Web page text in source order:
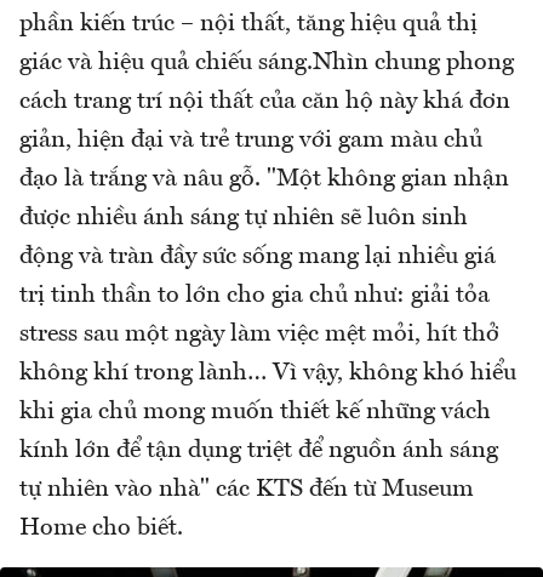
phần kiến trúc – nội thất, tăng hiệu quả thị
giác và hiệu quả chiếu sáng.Nhìn chung phong
cách trang trí nội thất của căn hộ này khá đơn
giản, hiện đại và trẻ trung với gam màu chủ
đạo là trắng và nâu gỗ. "Một không gian nhận
được nhiều ánh sáng tự nhiên sẽ luôn sinh
động và tràn đầy sức sống mang lại nhiều giá
trị tinh thần to lớn cho gia chủ như: giải tỏa
stress sau một ngày làm việc mệt mỏi, hít thở
không khí trong lành… Vì vậy, không khó hiểu
khi gia chủ mong muốn thiết kế những vách
kính lớn để tận dụng triệt để nguồn ánh sáng
tự nhiên vào nhà" các KTS đến từ Museum
Home cho biết.